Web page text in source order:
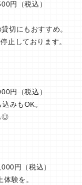
円（税込）
切にもおすすめ。
止しております。
円（税込）
みもOK。
◎
円（税込）
験を。